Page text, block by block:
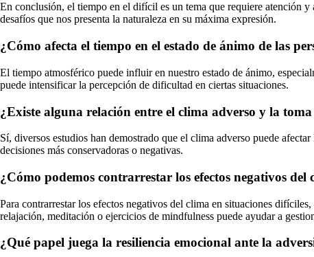
En conclusión, el tiempo en el difícil es un tema que requiere atención
desafíos que nos presenta la naturaleza en su máxima expresión.
¿Cómo afecta el tiempo en el estado de ánimo de las
El tiempo atmosférico puede influir en nuestro estado de ánimo,
puede intensificar la percepción de dificultad en ciertas situaciones.
¿Existe alguna relación entre el clima adverso y la
Sí, diversos estudios han demostrado que el clima adverso puede
decisiones más conservadoras o negativas.
¿Cómo podemos contrarrestar los efectos negativos del
Para contrarrestar los efectos negativos del clima en situaciones
relajación, meditación o ejercicios de mindfulness puede ayudar a
¿Qué papel juega la resiliencia emocional ante la